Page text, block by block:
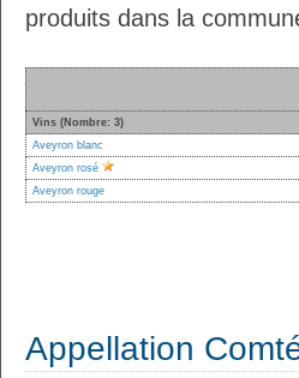
produits dans la
Vins (Nombre: 3)
Aveyron blanc
Aveyron rosé
Aveyron rouge
Appellation